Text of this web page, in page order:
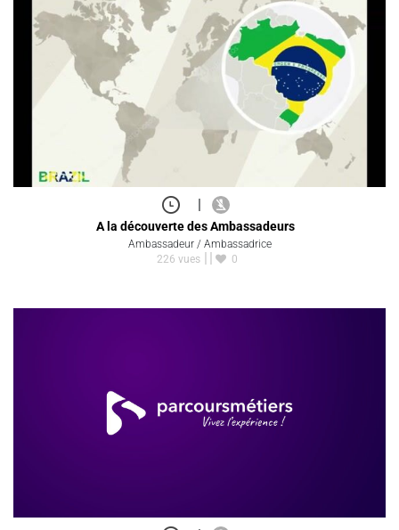
|
A la découverte des Ambassadeurs
Ambassadeur / Ambassadrice
226 vues
0